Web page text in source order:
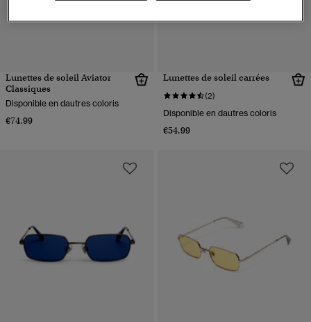
Lunettes de soleil Aviator
Classiques
Disponible en dautres coloris
€74.99
Lunettes de soleil carrées
(2)
Disponible en dautres coloris
€54.99